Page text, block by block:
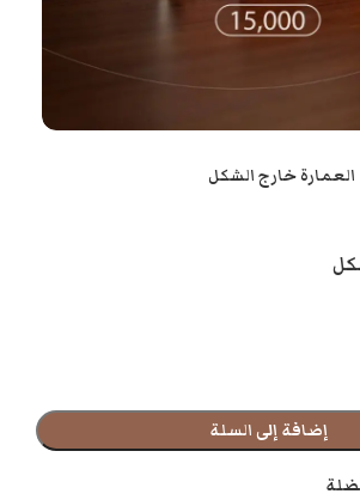
العمارة خارج الشكل
إضافة إلى السلة